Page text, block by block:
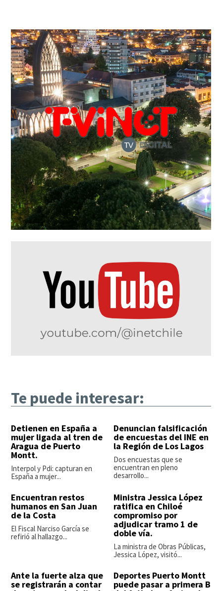
Te puede interesar:
Detienen en España a
mujer ligada al tren de
Aragua de Puerto
Montt.
Interpol y Pdi: capturan en
España a mujer...
Denuncian falsificación
de encuestas del INE en
la Región de Los Lagos
Dos encuestas que se
encuentran en pleno
desarrollo...
Encuentran restos
humanos en San Juan
de la Costa
El Fiscal Narciso García se
refirió al hallazgo...
Ministra Jessica López
ratifica en Chiloé
compromiso por
adjudicar tramo 1 de
doble vía.
La ministra de Obras Públicas,
Jessica López, visitó...
Ante la fuerte alza que
se registrarán a contar
Deportes Puerto Montt
puede pasar a primera B